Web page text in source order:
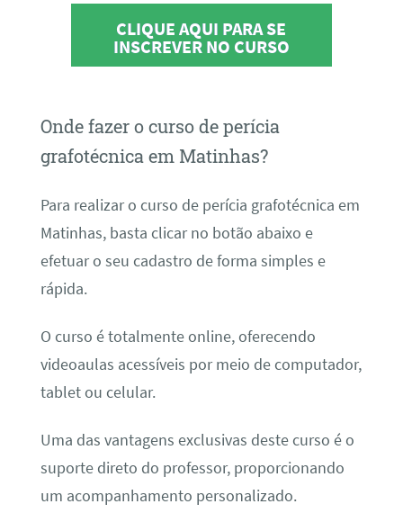
CLIQUE AQUI PARA SE
INSCREVER NO CURSO
Onde fazer o curso de perícia
grafotécnica em Matinhas?
Para realizar o curso de perícia grafotécnica em
Matinhas, basta clicar no botão abaixo e
efetuar o seu cadastro de forma simples e
rápida.
O curso é totalmente online, oferecendo
videoaulas acessíveis por meio de computador,
tablet ou celular.
Uma das vantagens exclusivas deste curso é o
suporte direto do professor, proporcionando
um acompanhamento personalizado.